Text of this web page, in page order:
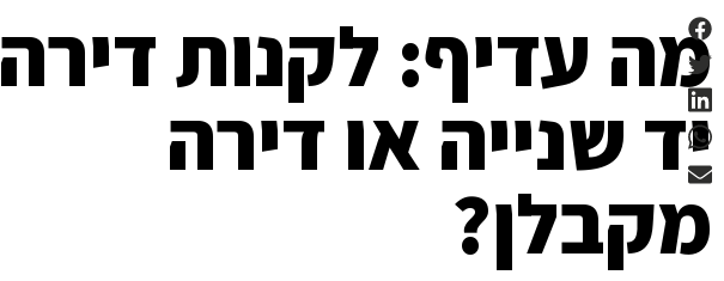
מה עדיף: לקנות דירה
יד שנייה או דירה
מקבלן?